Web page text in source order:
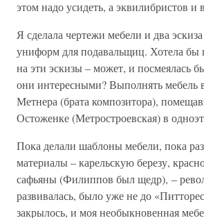
этом надо усидеть, а эквилибристов и
Я сделала чертежи мебели и два
униформ для подавальщиц. Хотела бы
на эти эскизы – может, и посмеялась
они интересными? Выполнять мебель
Метнера (брата композитора),
Остоженке (Метростроевская) в
Пока делали шаблоны мебели, пока
материалы – карельскую березу,
сафьяны (Филиппов был щедр), –
развивалась, было уже не до
закрылось, и моя необыкновенная